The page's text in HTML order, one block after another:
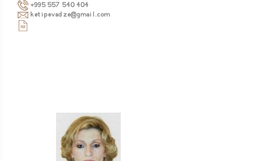
+995 557 540 404
ketipevadze@gmail.com